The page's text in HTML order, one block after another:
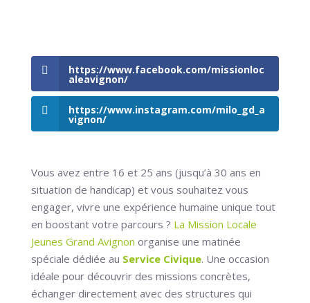
https://www.facebook.com/missionloc
aleavignon/
https://www.instagram.com/milo_gd_a
vignon/
Vous avez entre 16 et 25 ans (jusqu’à 30 ans en
situation de handicap) et vous souhaitez vous
engager, vivre une expérience humaine unique tout
en boostant votre parcours ? La Mission Locale
Jeunes Grand Avignon organise une matinée
spéciale dédiée au Service Civique. Une occasion
idéale pour découvrir des missions concrètes,
échanger directement avec des structures qui